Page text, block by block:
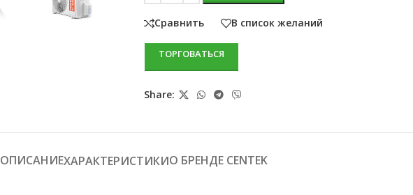
Сравнить В список желаний
ТОРГОВАТЬСЯ
Share:
ОПИСАНИЕХАРАКТЕРИСТИКИО БРЕНДЕ CENTEK